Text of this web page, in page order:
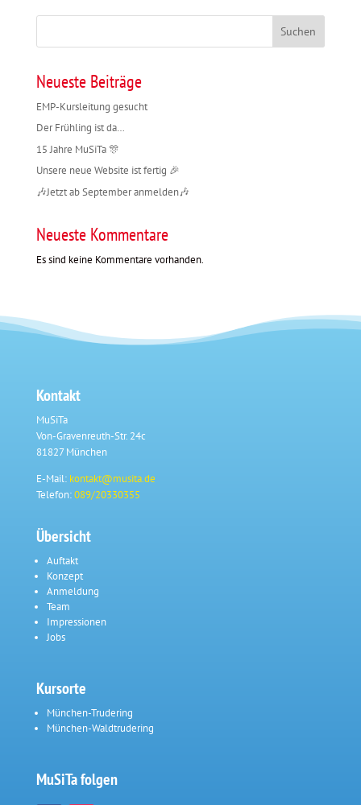
Suchen
Neueste Beiträge
EMP-Kursleitung gesucht
Der Frühling ist da…
15 Jahre MuSiTa 🎊
Unsere neue Website ist fertig 🎉
🎶Jetzt ab September anmelden🎶
Neueste Kommentare
Es sind keine Kommentare vorhanden.
Kontakt
MuSiTa
Von-Gravenreuth-Str. 24c
81827 München
E-Mail: kontakt@musita.de
Telefon:089/20330355
Übersicht
Auftakt
Konzept
Anmeldung
Team
Impressionen
Jobs
Kursorte
München-Trudering
München-Waldtrudering
MuSiTa folgen